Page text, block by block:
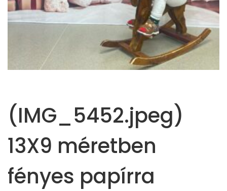
(IMG_5452.jpeg)
13X9 méretben
fényes papírra